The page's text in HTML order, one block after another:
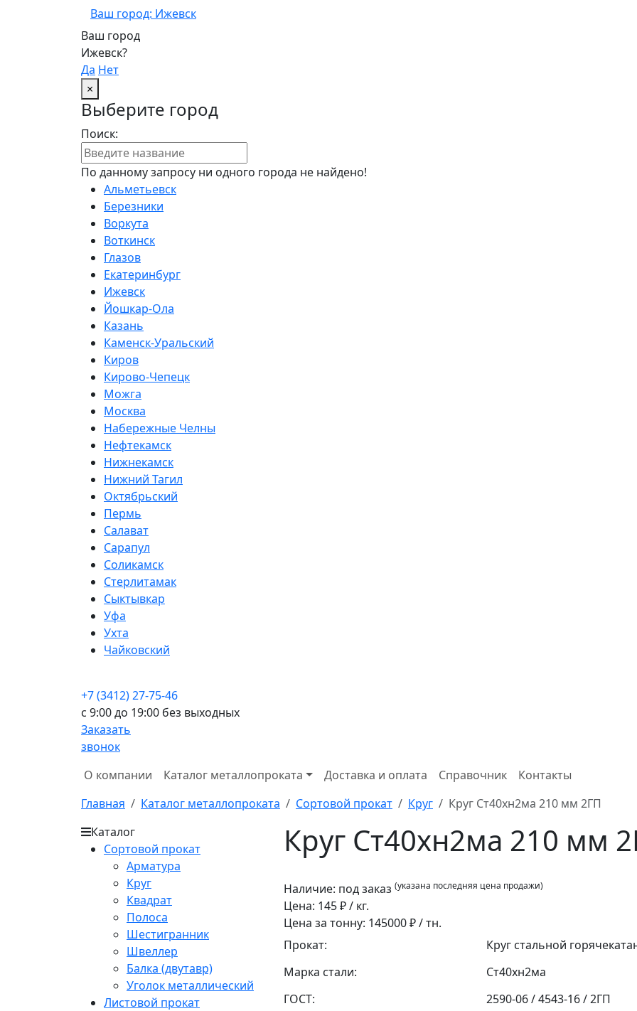
Ваш город: Ижевск
Ваш город
Ижевск?
Да Нет
×
Выберите город
Поиск:
По данному запросу ни одного города не найдено!
Альметьевск
Березники
Воркута
Воткинск
Глазов
Екатеринбург
Ижевск
Йошкар-Ола
Казань
Каменск-Уральский
Киров
Кирово-Чепецк
Можга
Москва
Набережные Челны
Нефтекамск
Нижнекамск
Нижний Тагил
Октябрьский
Пермь
Салават
Сарапул
Соликамск
Стерлитамак
Сыктывкар
Уфа
Ухта
Чайковский
+7 (3412) 27-75-46
c 9:00 до 19:00 без выходных
Заказать
звонок
О компании
Каталог металлопроката Доставка и оплата Справочник
Контакты
Главная
Каталог металлопроката Сортовой прокат Круг
Круг Ст40хн2ма 210 мм 2ГП
Каталог
Сортовой прокат
Арматура
Круг
Квадрат
Полоса
Шестигранник
Швеллер
Балка (двутавр)
Уголок металлический
Листовой прокат
Круг Ст40хн2ма 210 мм
Наличие: под заказ (указана последняя цена продажи)
Цена: 145₽ / кг.
Цена за тонну: 145000₽ / тн.
Прокат:
Круг стальной
Марка стали:
Ст40хн2ма
ГОСТ:
2590-06 / 4543-16 / 2ГП